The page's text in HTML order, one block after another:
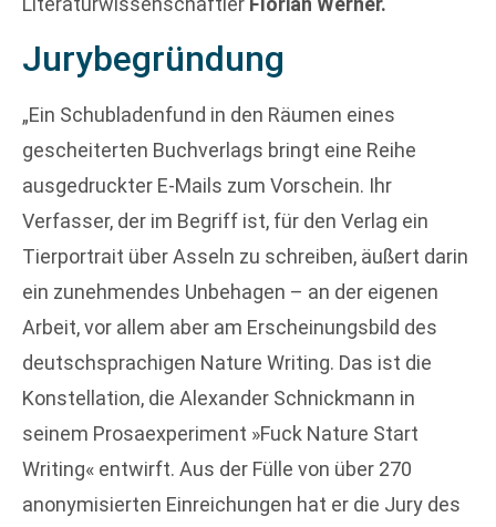
Jurybegründung
„Ein Schubladenfund in den Räumen eines
gescheiterten Buchverlags bringt eine Reihe
ausgedruckter E-Mails zum Vorschein. Ihr
Verfasser, der im Begriff ist, für den Verlag ein
Tierportrait über Asseln zu schreiben, äußert darin
ein zunehmendes Unbehagen – an der eigenen
Arbeit, vor allem aber am Erscheinungsbild des
deutschsprachigen Nature Writing. Das ist die
Konstellation, die Alexander Schnickmann in
seinem Prosaexperiment »Fuck Nature Start
Writing« entwirft. Aus der Fülle von über 270
anonymisierten Einreichungen hat er die Jury des